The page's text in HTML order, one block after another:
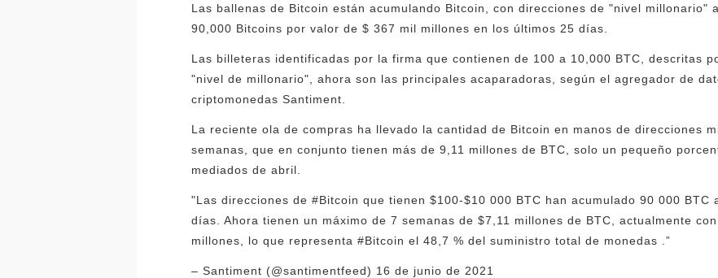
Las ballenas de Bitcoin están acumulando Bitcoin, con direcciones de "nivel millonario"
90,000 Bitcoins por valor de $ 367 mil millones en los últimos 25 días.
Las billeteras identificadas por la firma que contienen de 100 a 10,000 BTC, descritas
"nivel de millonario", ahora son las principales acaparadoras, según el agregador de
criptomonedas Santiment.
La reciente ola de compras ha llevado la cantidad de Bitcoin en manos de direcciones
semanas, que en conjunto tienen más de 9,11 millones de BTC, solo un pequeño
mediados de abril.
"Las direcciones de #Bitcoin que tienen $100-$10 000 BTC han acumulado 90 000 BTC
días. Ahora tienen un máximo de 7 semanas de $7,11 millones de BTC, actualmente
millones, lo que representa #Bitcoin el 48,7 % del suministro total de monedas .”
– Santiment (@santimentfeed) 16 de junio de 2021